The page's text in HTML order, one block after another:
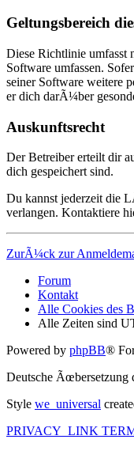
Geltungsbereich
Diese Richtlinie umfasst
Software umfassen.
seiner Software weitere
er dich darÃ¼ber
Auskunftsrecht
Der Betreiber erteilt dir
dich gespeichert sind.
Du kannst jederzeit die
verlangen. Kontaktiere
ZurÃ¼ck zur
Forum
Kontakt
Alle Cookies des
Alle Zeiten sind
Powered by phpBB®
Deutsche Ãœbersetzung
Style we_universal
PRIVACY_LINK